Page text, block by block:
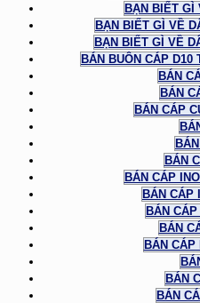
BẠN BIẾT GÌ
BẠN BIẾT GÌ VỀ
BẠN BIẾT GÌ VỀ
BÁN BUÔN CÁP D10
BÁN
BÁN
BÁN CÁP
BÁN
BÁN CÁP
BÁN CÁP
BÁN
BÁN
BÁN CÁP
BÁN
BÁN